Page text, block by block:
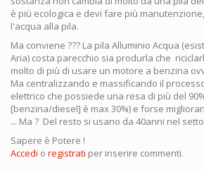
è più ecologica e devi fare più
l'acqua alla pila.
Ma conviene ??? La pila Alluminio Acqua
Aria) costa parecchio sia produrla che
molto di più di usare un motore a benzina
Ma centralizzando e massificando il
elettrico che possiede una resa di più del
[benzina/diesel] è max 30%) e forse
... Ma ? Del resto si usano da 40anni nel
Sapere è Potere !
Accedi o registrati per inserire commenti.